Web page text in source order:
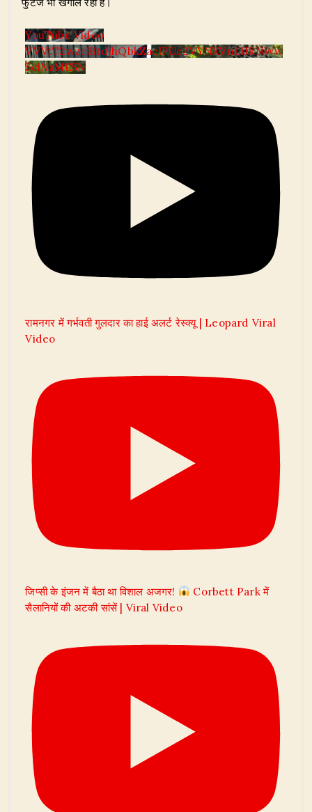
YouTube Video
VVVtT2wzclBtdjhQbkZaclFUc2VYNXVnLlJRNWw
5clNaME5N
रामनगर में गर्भवती गुलदार का हाई अलर्ट रेस्क्यू | Leopard Viral
Video
जिप्सी के इंजन में बैठा था विशाल अजगर!
Corbett Park में
सैलानियों की अटकी सांसें | Viral Video